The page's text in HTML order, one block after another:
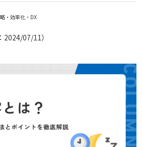
・効率化・DX
2024/07/11）